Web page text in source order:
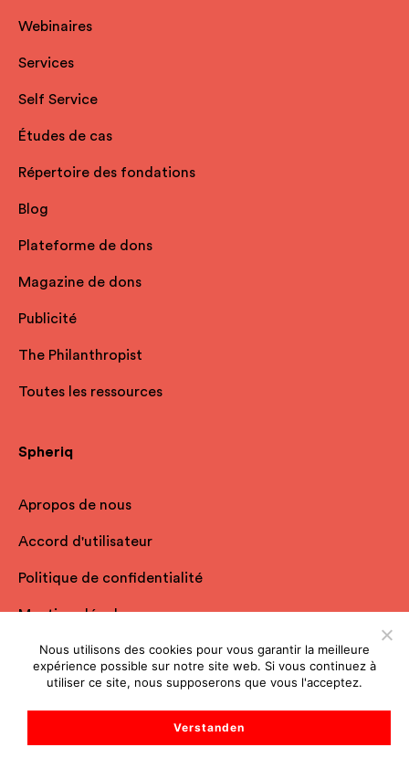
Webinaires
Services
Self Service
Études de cas
Répertoire des fondations
Blog
Plateforme de dons
Magazine de dons
Publicité
The Philanthropist
Toutes les ressources
Spheriq
Apropos de nous
Accord d'utilisateur
Politique de confidentialité
Mentions légales
FAQ
Nous contacter
Démarrer le chat de support
Nous utilisons des cookies pour vous garantir la meilleure
expérience possible sur notre site web. Si vous continuez à
utiliser ce site, nous supposerons que vous l'acceptez.
Verstanden